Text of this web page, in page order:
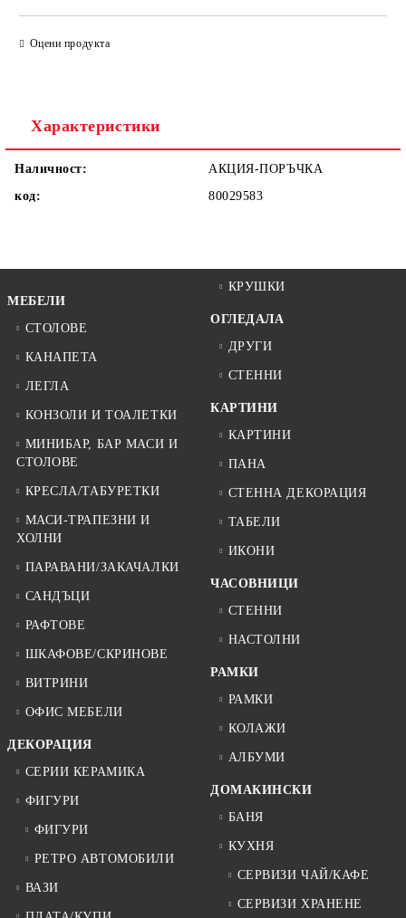
Оцени продукта
Характеристики
Наличност:
АКЦИЯ-ПОРЪЧКА
код:
80029583
МЕБЕЛИ
СТОЛОВЕ
КАНАПЕТА
ЛЕГЛА
КОНЗОЛИ И ТОАЛЕТКИ
МИНИБАР, БАР МАСИ И
СТОЛОВЕ
КРЕСЛА/ТАБУРЕТКИ
МАСИ-ТРАПЕЗНИ И
ХОЛНИ
ПАРАВАНИ/ЗАКАЧАЛКИ
САНДЪЦИ
РАФТОВЕ
ШКАФОВЕ/СКРИНОВЕ
ВИТРИНИ
ОФИС МЕБЕЛИ
ДЕКОРАЦИЯ
СЕРИИ КЕРАМИКА
ФИГУРИ
ФИГУРИ
РЕТРО АВТОМОБИЛИ
ВАЗИ
КРУШКИ
ОГЛЕДАЛА
ДРУГИ
СТЕННИ
КАРТИНИ
КАРТИНИ
ПАНА
СТЕННА ДЕКОРАЦИЯ
ТАБЕЛИ
ИКОНИ
ЧАСОВНИЦИ
СТЕННИ
НАСТОЛНИ
РАМКИ
РАМКИ
КОЛАЖИ
АЛБУМИ
ДОМАКИНСКИ
БАНЯ
КУХНЯ
СЕРВИЗИ ЧАЙ/КАФЕ
СЕРВИЗИ ХРАНЕНЕ